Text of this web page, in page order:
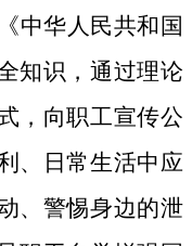
中华人民共和国
知识，通过理论
，向职工宣传公
、日常生活中应
、警惕身边的泄